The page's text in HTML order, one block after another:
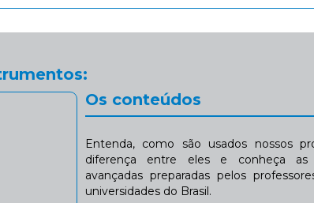
Os conteúdos
Entenda, como são usados nossos
diferença entre eles e conheça as
avançadas preparadas pelos
universidades do Brasil.